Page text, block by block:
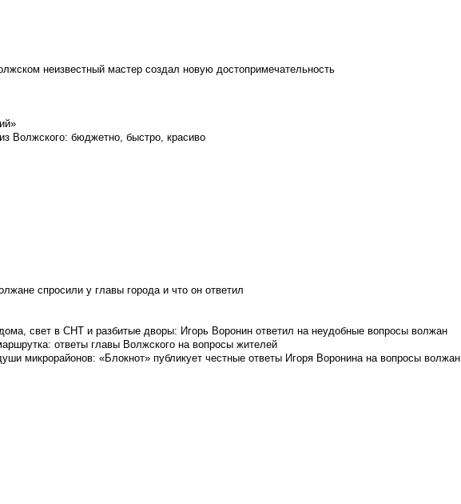
неизвестный мастер создал новую достопримечательность
Волжского: бюджетно, быстро, красиво
спросили у главы города и что он ответил
свет в СНТ и разбитые дворы: Игорь Воронин ответил на неудобные вопросы волжан
ответы главы Волжского на вопросы жителей
микрорайонов: «Блокнот» публикует честные ответы Игоря Воронина на вопросы волжан